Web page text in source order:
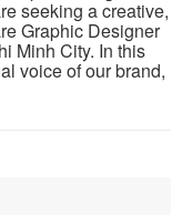
seeking a creative,
Graphic Designer
Minh City. In this
voice of our brand,